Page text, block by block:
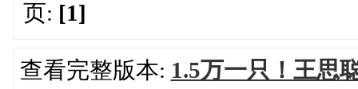
页: [1]
查看完整版本: 1.5万一只！王思